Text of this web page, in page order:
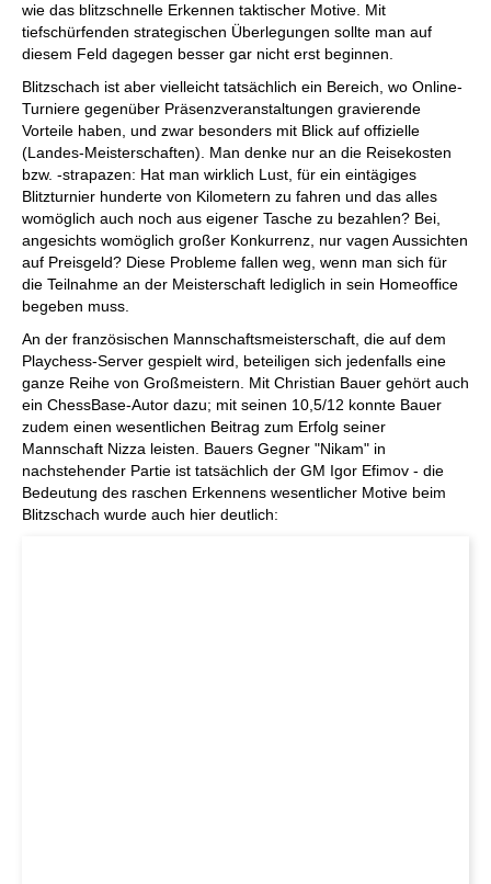
wie das blitzschnelle Erkennen taktischer Motive. Mit
tiefschürfenden strategischen Überlegungen sollte man auf
diesem Feld dagegen besser gar nicht erst beginnen.
Blitzschach ist aber vielleicht tatsächlich ein Bereich, wo Online-
Turniere gegenüber Präsenzveranstaltungen gravierende
Vorteile haben, und zwar besonders mit Blick auf offizielle
(Landes-Meisterschaften). Man denke nur an die Reisekosten
bzw. -strapazen: Hat man wirklich Lust, für ein eintägiges
Blitzturnier hunderte von Kilometern zu fahren und das alles
womöglich auch noch aus eigener Tasche zu bezahlen? Bei,
angesichts womöglich großer Konkurrenz, nur vagen Aussichten
auf Preisgeld? Diese Probleme fallen weg, wenn man sich für
die Teilnahme an der Meisterschaft lediglich in sein Homeoffice
begeben muss.
An der französischen Mannschaftsmeisterschaft, die auf dem
Playchess-Server gespielt wird, beteiligen sich jedenfalls eine
ganze Reihe von Großmeistern. Mit Christian Bauer gehört auch
ein ChessBase-Autor dazu; mit seinen 10,5/12 konnte Bauer
zudem einen wesentlichen Beitrag zum Erfolg seiner
Mannschaft Nizza leisten. Bauers Gegner "Nikam" in
nachstehender Partie ist tatsächlich der GM Igor Efimov - die
Bedeutung des raschen Erkennens wesentlicher Motive beim
Blitzschach wurde auch hier deutlich: